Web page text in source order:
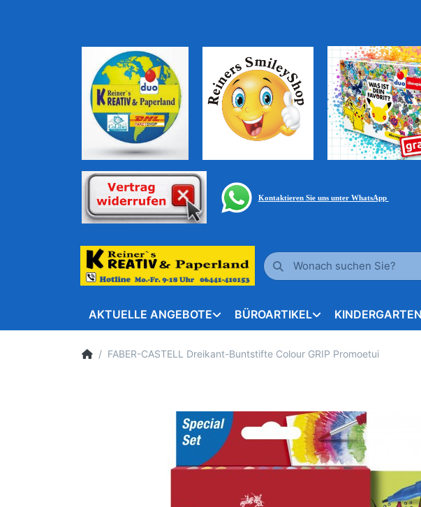
Kontaktieren Sie uns unter WhatsApp
AKTUELLE ANGEBOTE BÜROARTIKEL
FABER-CASTELL Dreikant-Buntstifte Colour GRIP Promoetui